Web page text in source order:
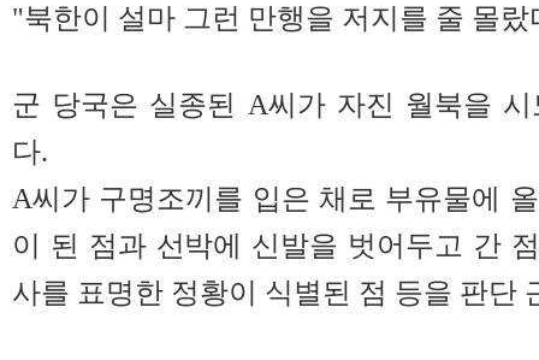
"북한이 설마 그런 만행을 저지를 줄 몰
군 당국은 실종된 A씨가 자진 월북을
다.
A씨가 구명조끼를 입은 채로 부유물에
이 된 점과 선박에 신발을 벗어두고 간
사를 표명한 정황이 식별된 점 등을 판단